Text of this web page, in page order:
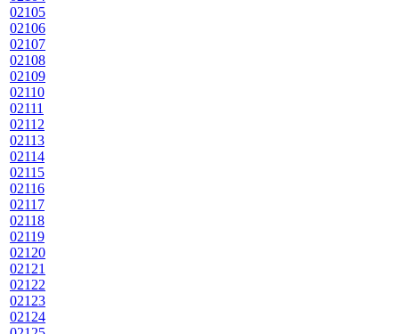
02105
02106
02107
02108
02109
02110
02111
02112
02113
02114
02115
02116
02117
02118
02119
02120
02121
02122
02123
02124